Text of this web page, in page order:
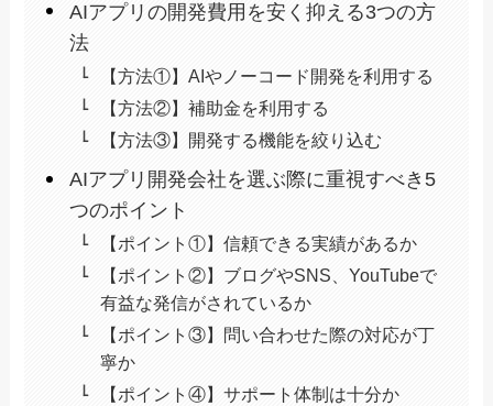
AIアプリの開発費用を安く抑える3つの方
法
【方法①】AIやノーコード開発を利用する
【方法②】補助金を利用する
【方法③】開発する機能を絞り込む
AIアプリ開発会社を選ぶ際に重視すべき5
つのポイント
【ポイント①】信頼できる実績があるか
【ポイント②】ブログやSNS、YouTubeで
有益な発信がされているか
【ポイント③】問い合わせた際の対応が丁
寧か
【ポイント④】サポート体制は十分か